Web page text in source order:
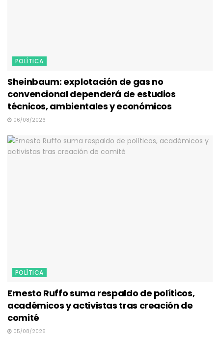
POLÍTICA
Sheinbaum: explotación de gas no
convencional dependerá de estudios
técnicos, ambientales y económicos
06/08/2026
POLÍTICA
Ernesto Ruffo suma respaldo de políticos,
académicos y activistas tras creación de
comité
05/08/2026